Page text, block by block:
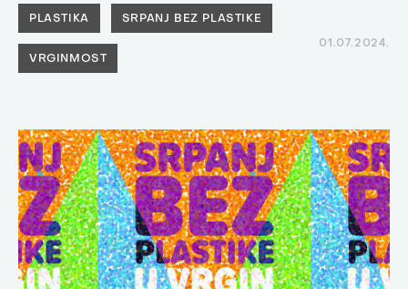
PLASTIKA SRPANJ BEZ PLASTIKE
VRGINMOST
01.07.2024.